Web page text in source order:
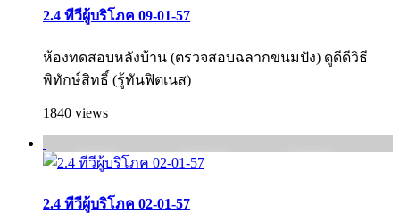
2.4 ทีวีผู้บริโภค 09-01-57
ห้องทดสอบหลังบ้าน (ตรวจสอบฉลากขนมปัง) ดูดีดีวิธี
พิทักษ์สิทธิ์ (รู้ทันฟิตเนส)
1840 views
2.4 ทีวีผู้บริโภค 02-01-57